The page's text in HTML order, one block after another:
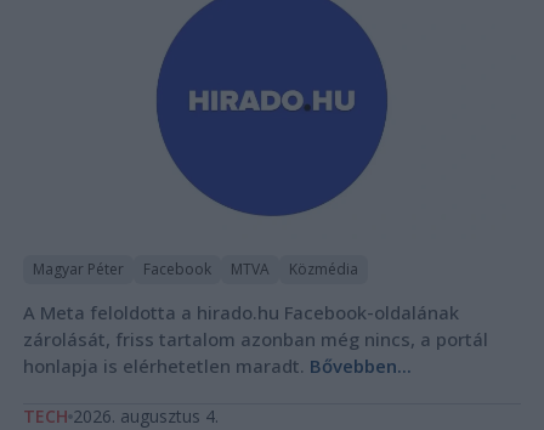
Magyar Péter Facebook MTVA Közmédia
A Meta feloldotta a hirado.hu Facebook-oldalának
zárolását, friss tartalom azonban még nincs, a portál
honlapja is elérhetetlen maradt. Bővebben...
TECH 2026. augusztus 4.